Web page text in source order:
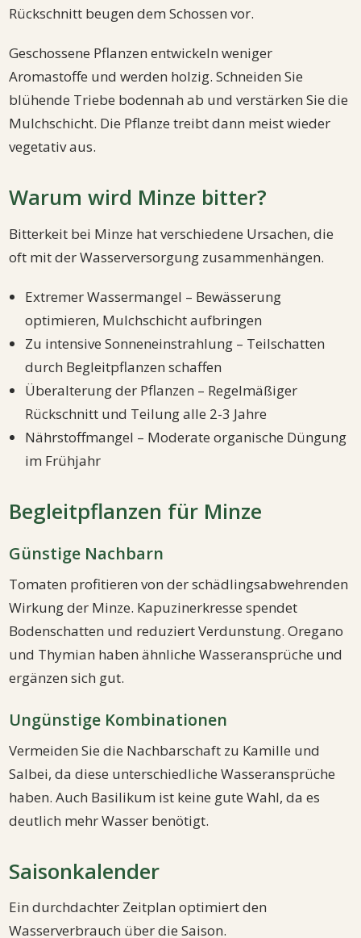
Rückschnitt beugen dem Schossen vor.
Geschossene Pflanzen entwickeln weniger
Aromastoffe und werden holzig. Schneiden Sie
blühende Triebe bodennah ab und verstärken Sie die
Mulchschicht. Die Pflanze treibt dann meist wieder
vegetativ aus.
Warum wird Minze bitter?
Bitterkeit bei Minze hat verschiedene Ursachen, die
oft mit der Wasserversorgung zusammenhängen.
Extremer Wassermangel – Bewässerung
optimieren, Mulchschicht aufbringen
Zu intensive Sonneneinstrahlung – Teilschatten
durch Begleitpflanzen schaffen
Überalterung der Pflanzen – Regelmäßiger
Rückschnitt und Teilung alle 2-3 Jahre
Nährstoffmangel – Moderate organische Düngung
im Frühjahr
Begleitpflanzen für Minze
Günstige Nachbarn
Tomaten profitieren von der schädlingsabwehrenden
Wirkung der Minze. Kapuzinerkresse spendet
Bodenschatten und reduziert Verdunstung. Oregano
und Thymian haben ähnliche Wasseransprüche und
ergänzen sich gut.
Ungünstige Kombinationen
Vermeiden Sie die Nachbarschaft zu Kamille und
Salbei, da diese unterschiedliche Wasseransprüche
haben. Auch Basilikum ist keine gute Wahl, da es
deutlich mehr Wasser benötigt.
Saisonkalender
Ein durchdachter Zeitplan optimiert den
Wasserverbrauch über die Saison.